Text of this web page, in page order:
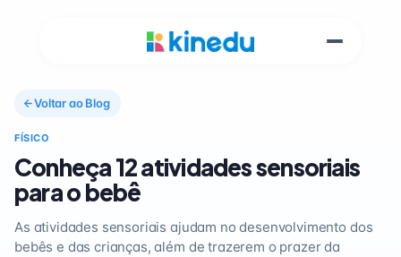
Voltar ao Blog
FÍSICO
Conheça 12 atividades sensoriais
para o bebê
As atividades sensoriais ajudam no desenvolvimento dos
bebês e das crianças, além de trazerem o prazer da